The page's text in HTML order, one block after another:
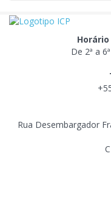
De 2ª a
Rua Desembargador